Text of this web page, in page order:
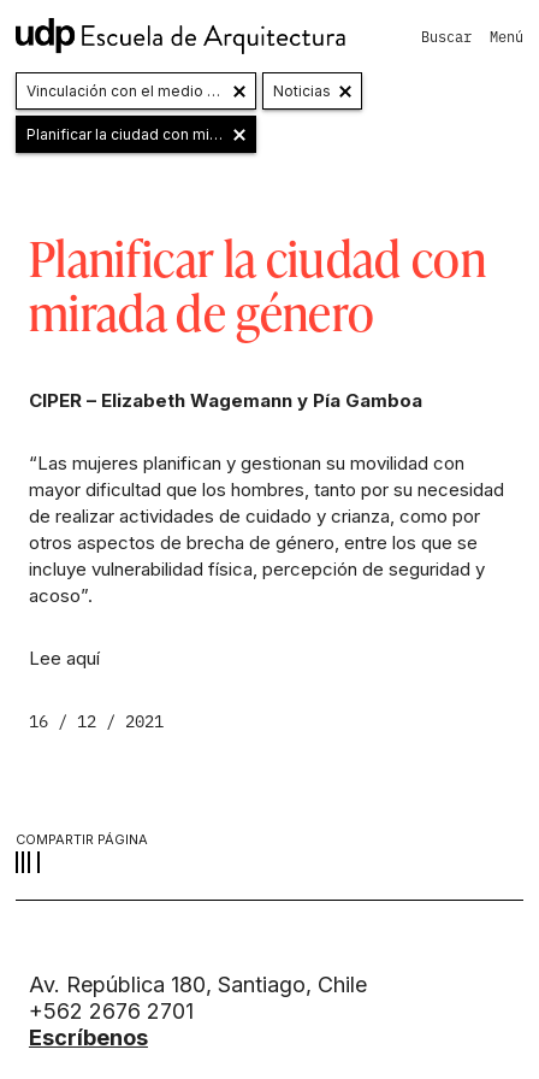
Buscar Menú
Vinculación con el medio y Extensión Noticias
Planificar la ciudad con mirada de género
Planificar la ciudad con
mirada de género
CIPER – Elizabeth Wagemann y Pía Gamboa
“Las mujeres planifican y gestionan su movilidad con
mayor dificultad que los hombres, tanto por su necesidad
de realizar actividades de cuidado y crianza, como por
otros aspectos de brecha de género, entre los que se
incluye vulnerabilidad física, percepción de seguridad y
acoso”.
Lee aquí
16 / 12 / 2021
COMPARTIR PÁGINA
Av. República 180, Santiago, Chile
+562 2676 2701
Escríbenos